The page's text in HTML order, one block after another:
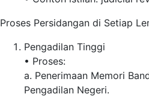
Proses Persidangan di Setiap
Pengadilan Tinggi
• Proses:
a. Penerimaan Memori
Pengadilan Negeri.